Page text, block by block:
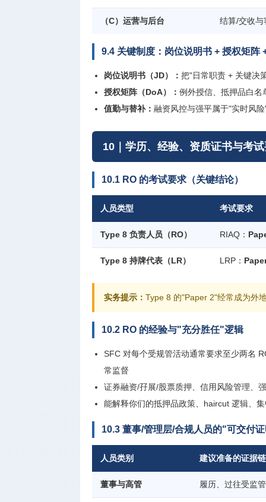
（C）运营与后台 结算/交收
9.4 关键制度：岗位说明书 + 授权矩阵
岗位说明书（JD）： 把"日常职责 + 关键决
授权矩阵（DoA）： 例外授信、抵押品白名
值勤与替补： 融资风控与强平属于"实时风
10｜学历、经验、资质证书与考
10.1 RO 的考试要求（关键结论）
人员类型 考试要求
Type 8 负责人员（RO） RIAQ：
Type 8 持牌代表（LR） LRP：
实务提示： Type 8 的"Paper 2"经常成为外
10.2 RO 的经验与"充分胜任"逻辑
SFC 对每个受规管活动通常要求至少两名
常监督
证券融资/孖展/股票质押、信用风险管理、
能解释你们的抵押品政策、haircut 逻辑、
10.3 董事/管理层/合规人员的"可交付
人员类别 建议准备的证据链
董事与高管 履历、过往受监